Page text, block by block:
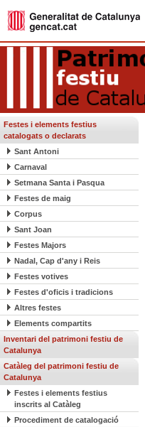
Festes i elements festius
catalogats o declarats
Sant Antoni
Carnaval
Setmana Santa i Pasqua
Festes de maig
Corpus
Sant Joan
Festes Majors
Nadal, Cap d'any i Reis
Festes votives
Festes d'oficis i tradicions
Altres festes
Elements compartits
Inventari del patrimoni festiu de
Catalunya
Catàleg del patrimoni festiu de
Catalunya
Festes i elements festius
inscrits al Catàleg
Procediment de catalogació